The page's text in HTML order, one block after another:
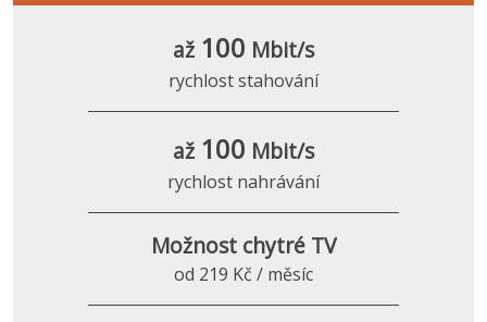
až 100 Mbit/s
rychlost stahování
až 100 Mbit/s
rychlost nahrávání
Možnost chytré TV
od 219 Kč / měsíc